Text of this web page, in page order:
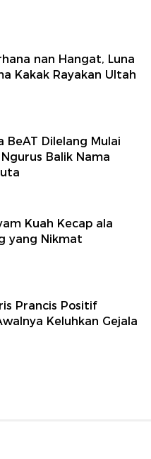
nan Hangat, Luna
Kakak Rayakan Ultah
BeAT Dilelang Mulai
Balik Nama
Kuah Kecap ala
yang Nikmat
Prancis Positif
Keluhkan Gejala